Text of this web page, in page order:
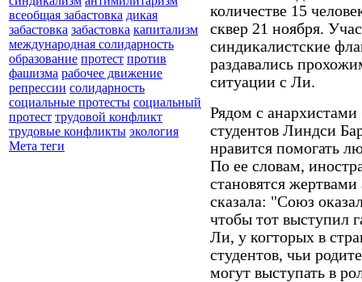
всеобщая забастовка дикая
забастовка забастовка капитализм
международная солидарность
образование протест против
фашизма рабочее движение
репрессии солидарность
социальные протесты социальный
протест трудовой конфликт
трудовые конфликты экология
Мета теги
количестве 15
сквер 21 ноября.
синдикалистские
раздавались
ситуации с Ли.
Рядом с
студентов Линдси
нравится помогать
По ее словам,
становятся
сказала: "Союз
чтобы тот выступил
Ли, у когторых в
студентов, чьи
могут выступать в